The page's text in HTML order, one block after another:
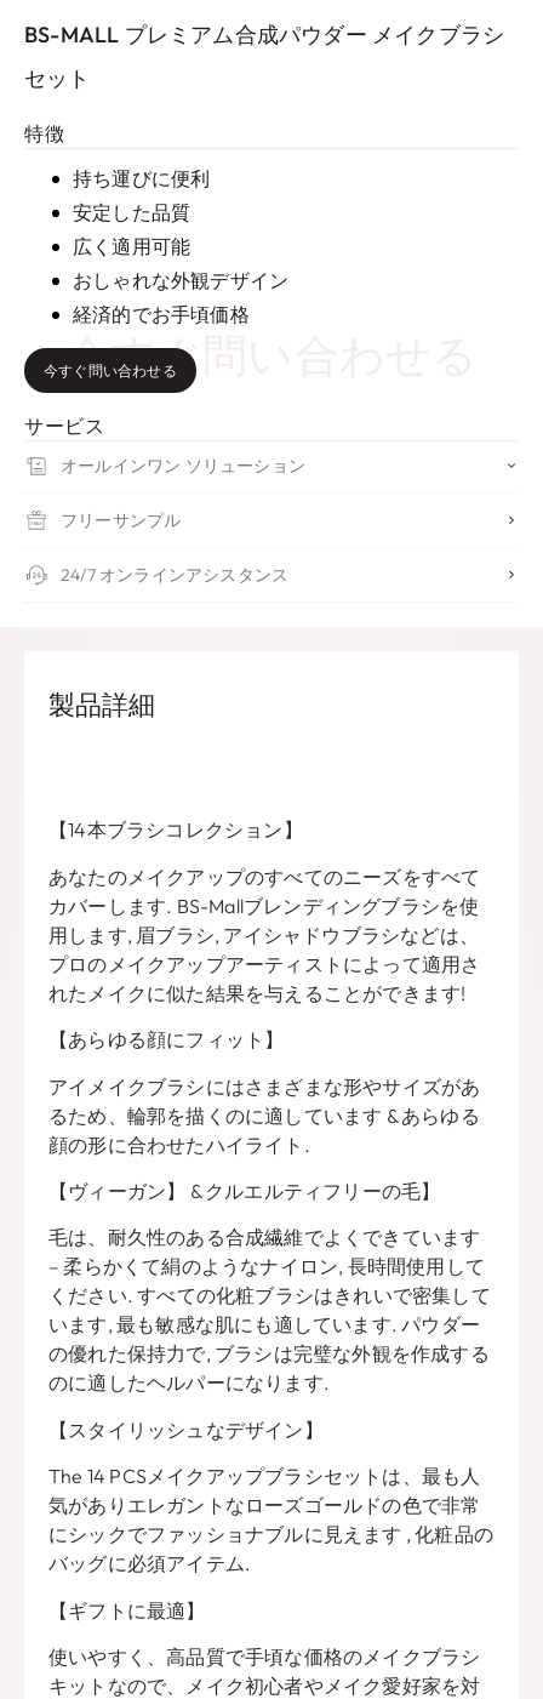
BS-MALL プレミアム合成パウダー メイクブラシ
セット
特徴
持ち運びに便利
安定した品質
広く適用可能
おしゃれな外観デザイン
経済的でお手頃価格
今すぐ問い合わせる
今すぐ問い合わせる
サービス
オールインワン ソリューション
フリーサンプル
24/7 オンラインアシスタンス
製品詳細
【14本ブラシコレクション】
あなたのメイクアップのすべてのニーズをすべて
カバーします. BS-Mallブレンディングブラシを使
用します, 眉ブラシ, アイシャドウブラシなどは、
プロのメイクアップアーティストによって適用さ
れたメイクに似た結果を与えることができます!
【あらゆる顔にフィット】
アイメイクブラシにはさまざまな形やサイズがあ
るため、輪郭を描くのに適しています & あらゆる
顔の形に合わせたハイライト.
【ヴィーガン】 & クルエルティフリーの毛】
毛は、耐久性のある合成繊維でよくできています
– 柔らかくて絹のようなナイロン, 長時間使用して
ください. すべての化粧ブラシはきれいで密集して
います, 最も敏感な肌にも適しています. パウダー
の優れた保持力で, ブラシは完璧な外観を作成する
のに適したヘルパーになります.
【スタイリッシュなデザイン】
The 14 PCSメイクアップブラシセットは、最も人
気がありエレガントなローズゴールドの色で非常
にシックでファッショナブルに見えます , 化粧品の
バッグに必須アイテム.
【ギフトに最適】
使いやすく、高品質で手頃な価格のメイクブラシ
キットなので、メイク初心者やメイク愛好家を対